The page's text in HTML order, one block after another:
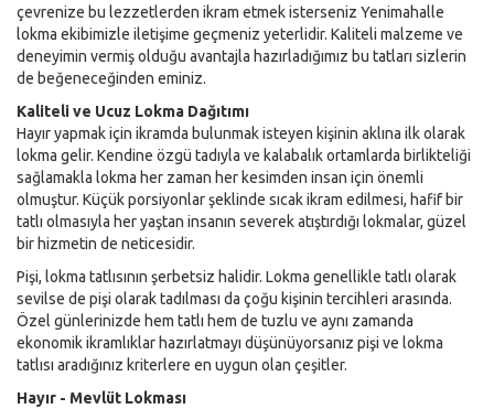
çevrenize bu lezzetlerden ikram etmek isterseniz Yenimahalle
lokma ekibimizle iletişime geçmeniz yeterlidir. Kaliteli malzeme ve
deneyimin vermiş olduğu avantajla hazırladığımız bu tatları sizlerin
de beğeneceğinden eminiz.
Kaliteli ve Ucuz Lokma Dağıtımı
Hayır yapmak için ikramda bulunmak isteyen kişinin aklına ilk olarak
lokma gelir. Kendine özgü tadıyla ve kalabalık ortamlarda birlikteliği
sağlamakla lokma her zaman her kesimden insan için önemli
olmuştur. Küçük porsiyonlar şeklinde sıcak ikram edilmesi, hafif bir
tatlı olmasıyla her yaştan insanın severek atıştırdığı lokmalar, güzel
bir hizmetin de neticesidir.
Pişi, lokma tatlısının şerbetsiz halidir. Lokma genellikle tatlı olarak
sevilse de pişi olarak tadılması da çoğu kişinin tercihleri arasında.
Özel günlerinizde hem tatlı hem de tuzlu ve aynı zamanda
ekonomik ikramlıklar hazırlatmayı düşünüyorsanız pişi ve lokma
tatlısı aradığınız kriterlere en uygun olan çeşitler.
Hayır - Mevlüt Lokması